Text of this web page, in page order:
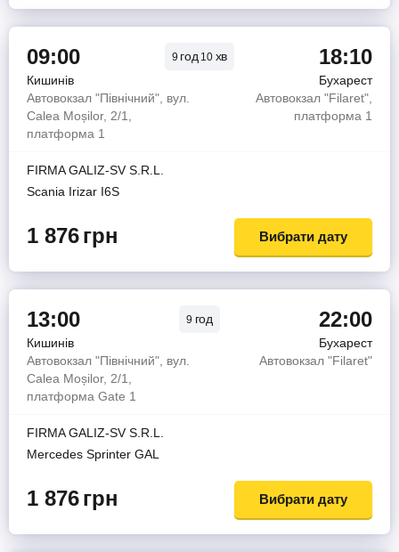
09:00 9 год10 хв 18:10
Кишинів
Бухарест
Автовокзал "Північний", вул.
Calea Moșilor, 2/1,
платформа 1
Автовокзал "Filaret",
платформа 1
FIRMA GALIZ-SV S.R.L.
Scania Irizar I6S
1 876грн Вибрати дату
13:00 9 год 22:00
Кишинів
Бухарест
Автовокзал "Північний", вул.
Calea Moșilor, 2/1,
платформа Gate 1
Автовокзал "Filaret"
FIRMA GALIZ-SV S.R.L.
Mercedes Sprinter GAL
1 876грн Вибрати дату